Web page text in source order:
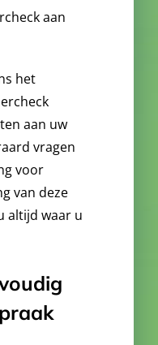
aan
het
aan uw
vragen
voor
van deze
altijd waar u